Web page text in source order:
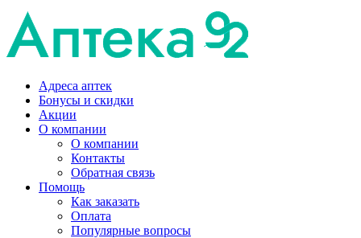
Адреса аптек
Бонусы и скидки
Акции
О компании
О компании
Контакты
Обратная связь
Помощь
Как заказать
Оплата
Популярные вопросы